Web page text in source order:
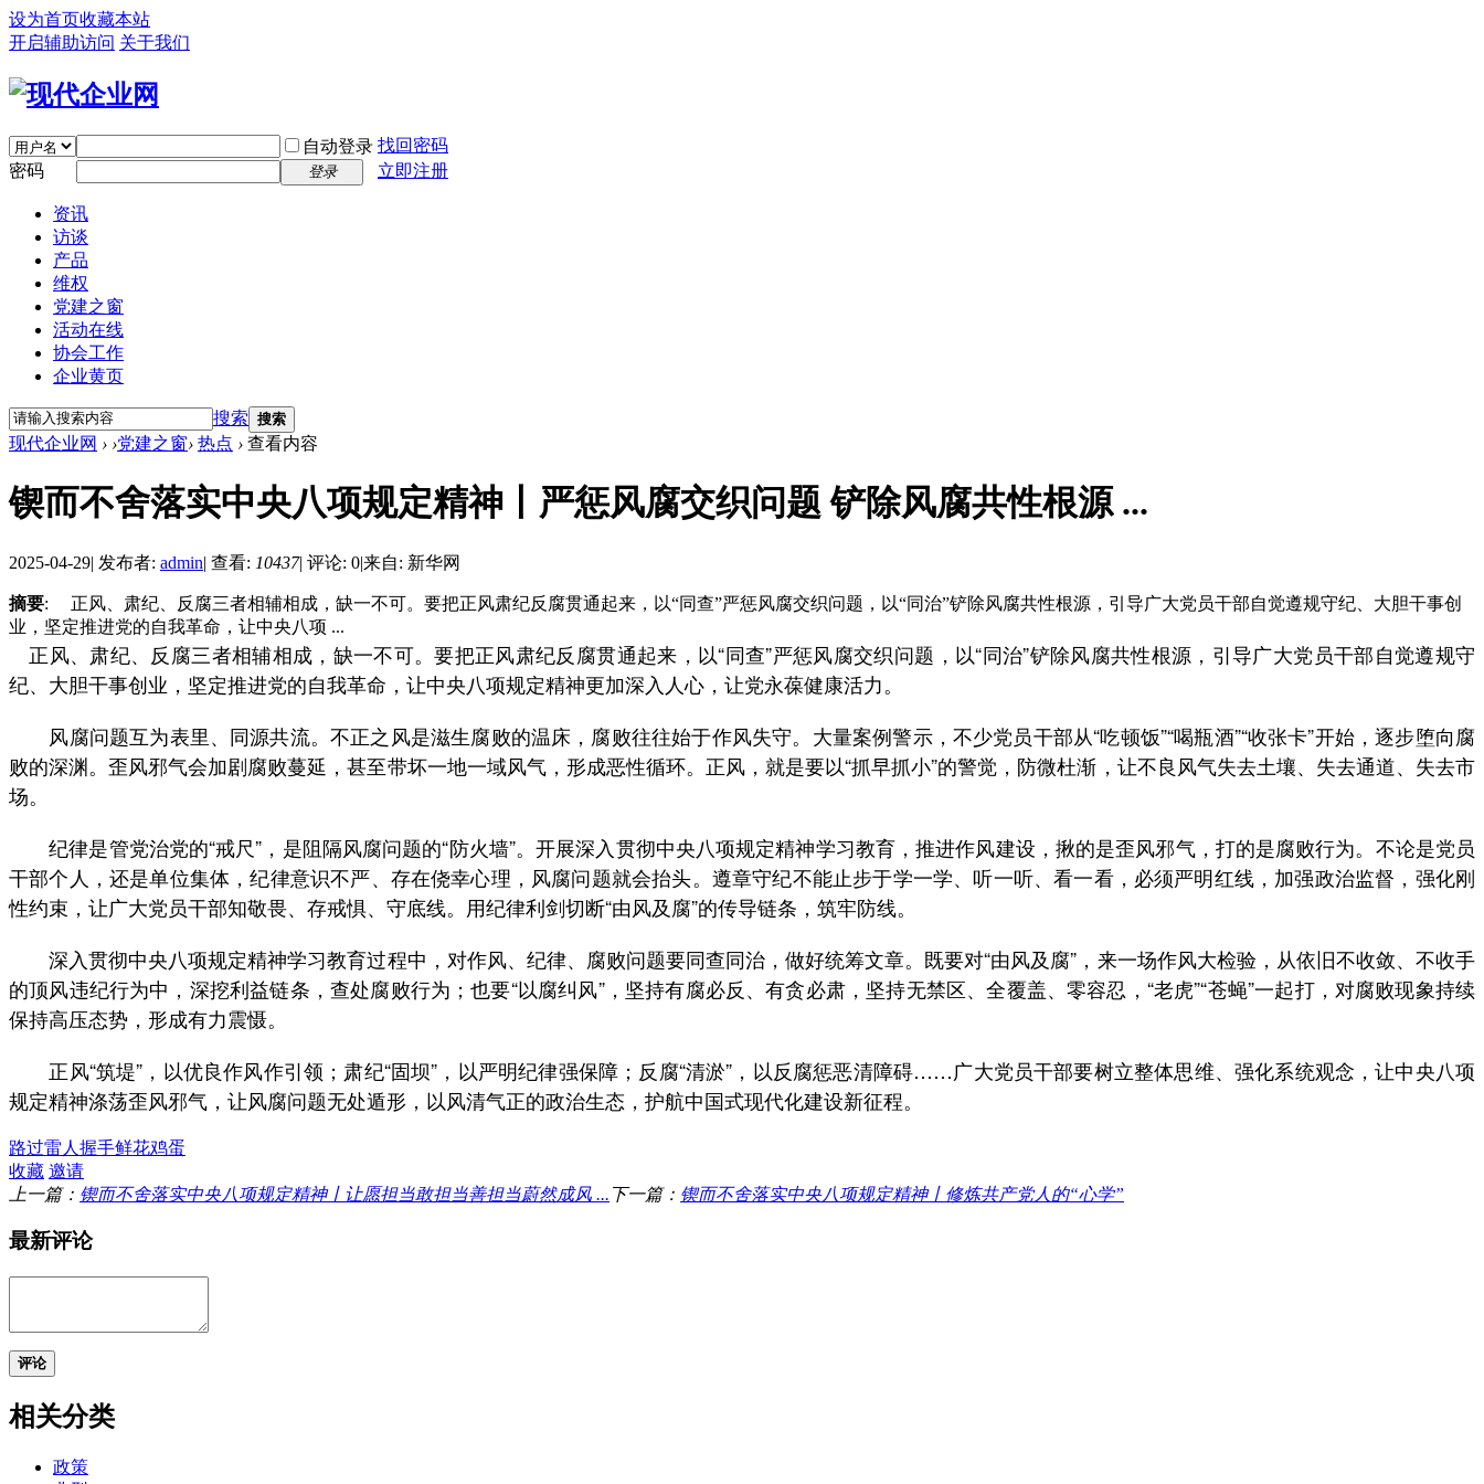
设为首页收藏本站
开启辅助访问 关于我们
自动登录 找回密码
密码
登录 立即注册
资讯
访谈
产品
维权
党建之窗
活动在线
协会工作
企业黄页
搜索 搜索
现代企业网 › ›党建之窗› 热点 › 查看内容
锲而不舍落实中央八项规定精神丨严惩风腐交织问题 铲除风腐共性根源 ...
2025-04-29| 发布者: admin| 查看: 10437| 评论: 0|来自: 新华网
摘要: 正风、肃纪、反腐三者相辅相成，缺一不可。要把正风肃纪反腐贯通起来，以“同查”严惩风腐交织问题，以“同治”铲除风腐共性根源，引导广大党员干部自觉遵规守纪、大胆干事创
业，坚定推进党的自我革命，让中央八项 ...
正风、肃纪、反腐三者相辅相成，缺一不可。要把正风肃纪反腐贯通起来，以“同查”严惩风腐交织问题，以“同治”铲除风腐共性根源，引导广大党员干部自觉遵规守
纪、大胆干事创业，坚定推进党的自我革命，让中央八项规定精神更加深入人心，让党永葆健康活力。
风腐问题互为表里、同源共流。不正之风是滋生腐败的温床，腐败往往始于作风失守。大量案例警示，不少党员干部从“吃顿饭”“喝瓶酒”“收张卡”开始，逐步堕向腐
败的深渊。歪风邪气会加剧腐败蔓延，甚至带坏一地一域风气，形成恶性循环。正风，就是要以“抓早抓小”的警觉，防微杜渐，让不良风气失去土壤、失去通道、失去市
场。
纪律是管党治党的“戒尺”，是阻隔风腐问题的“防火墙”。开展深入贯彻中央八项规定精神学习教育，推进作风建设，揪的是歪风邪气，打的是腐败行为。不论是党员
干部个人，还是单位集体，纪律意识不严、存在侥幸心理，风腐问题就会抬头。遵章守纪不能止步于学一学、听一听、看一看，必须严明红线，加强政治监督，强化刚
性约束，让广大党员干部知敬畏、存戒惧、守底线。用纪律利剑切断“由风及腐”的传导链条，筑牢防线。
深入贯彻中央八项规定精神学习教育过程中，对作风、纪律、腐败问题要同查同治，做好统筹文章。既要对“由风及腐”，来一场作风大检验，从依旧不收敛、不收手
的顶风违纪行为中，深挖利益链条，查处腐败行为；也要“以腐纠风”，坚持有腐必反、有贪必肃，坚持无禁区、全覆盖、零容忍，“老虎”“苍蝇”一起打，对腐败现象持续
保持高压态势，形成有力震慑。
正风“筑堤”，以优良作风作引领；肃纪“固坝”，以严明纪律强保障；反腐“清淤”，以反腐惩恶清障碍……广大党员干部要树立整体思维、强化系统观念，让中央八项
规定精神涤荡歪风邪气，让风腐问题无处遁形，以风清气正的政治生态，护航中国式现代化建设新征程。
路过雷人 握手鲜花鸡蛋
收藏 邀请
上一篇： 锲而不舍落实中央八项规定精神丨让愿担当敢担当善担当蔚然成风 ... 下一篇： 锲而不舍落实中央八项规定精神丨修炼共产党人的“心学”
最新评论
评论
相关分类
政策